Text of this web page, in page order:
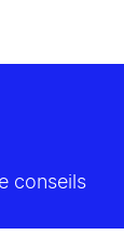
conseils